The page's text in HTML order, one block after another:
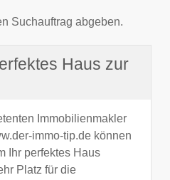
Suchauftrag abgeben.
Haus zur
Immobilienmakler
immo-tip.de können
Ihr perfektes Haus
Platz für die